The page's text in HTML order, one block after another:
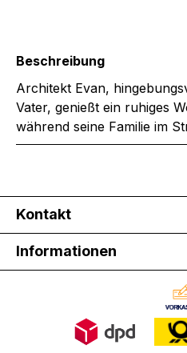
Beschreibung
Architekt Evan,
Vater, genießt ein ruhiges
während seine Familie im
Kontakt
Informationen